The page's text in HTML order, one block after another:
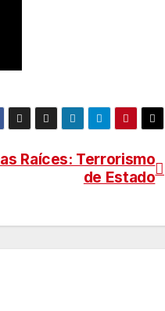
Raíces: Terrorismo
de Estado